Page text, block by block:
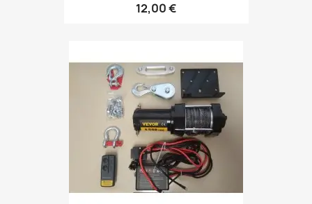
12,00 €